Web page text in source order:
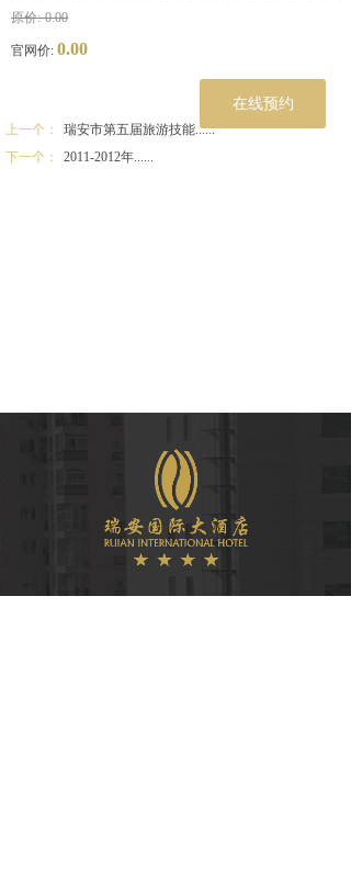
原价: 0.00
官网价: 0.00
上一个：
瑞安市第五届旅游技能......
下一个：
2011-2012年......
在线预约